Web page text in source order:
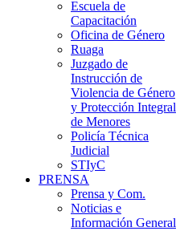
Escuela de
Capacitación
Oficina de Género
Ruaga
Juzgado de
Instrucción de
Violencia de Género
y Protección Integral
de Menores
Policía Técnica
Judicial
STIyC
PRENSA
Prensa y Com.
Noticias e
Información General